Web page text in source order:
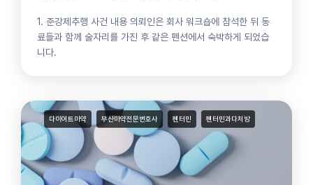
1. 준강제추행 사건 내용 의뢰인은 회사 워크숍에 참석한 뒤 동
료들과 함께 술자리를 가진 후 같은 펜션에서 숙박하게 되었습
니다.
다이어트마약 부산마약전문변호사 펜터민 펜터민과다처방